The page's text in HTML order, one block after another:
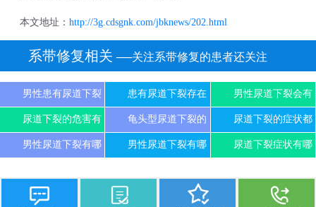
本文地址： http://3g.cdsgnk.com/jbknews/202.html
系带修复相关 ──关注系带修复的患者还关注
男性患有尿道下裂 患有尿道下裂存在 男性尿道下裂会有
尿道下裂的危害有 龟头型尿道下裂的 尿道下裂的症状都
男性尿道下裂有哪 男性尿道下裂有哪 尿道下裂症状有哪